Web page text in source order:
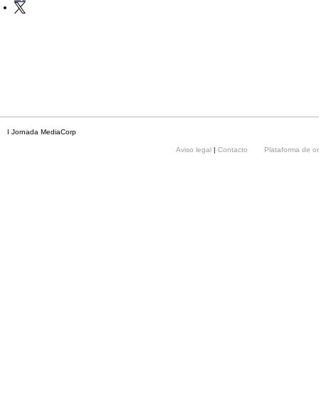
I Jornada MediaCorp
Aviso legal | Contacto Plataforma de